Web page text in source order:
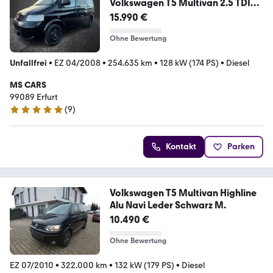
Volkswagen T5 Multivan 2.5 TDI
174 PS
15.990 €
Ohne Bewertung
Unfallfrei • EZ 04/2008• 254.635 km • 128 kW (174 PS) • Diesel
MS CARS
99089 Erfurt
4.8 Sterne
(9)
Kontakt Parken
Volkswagen T5 Multivan Highline
Alu Navi Leder Schwarz M.
10.490 €
Ohne Bewertung
EZ 07/2010 • 322.000 km • 132 kW (179 PS) • Diesel